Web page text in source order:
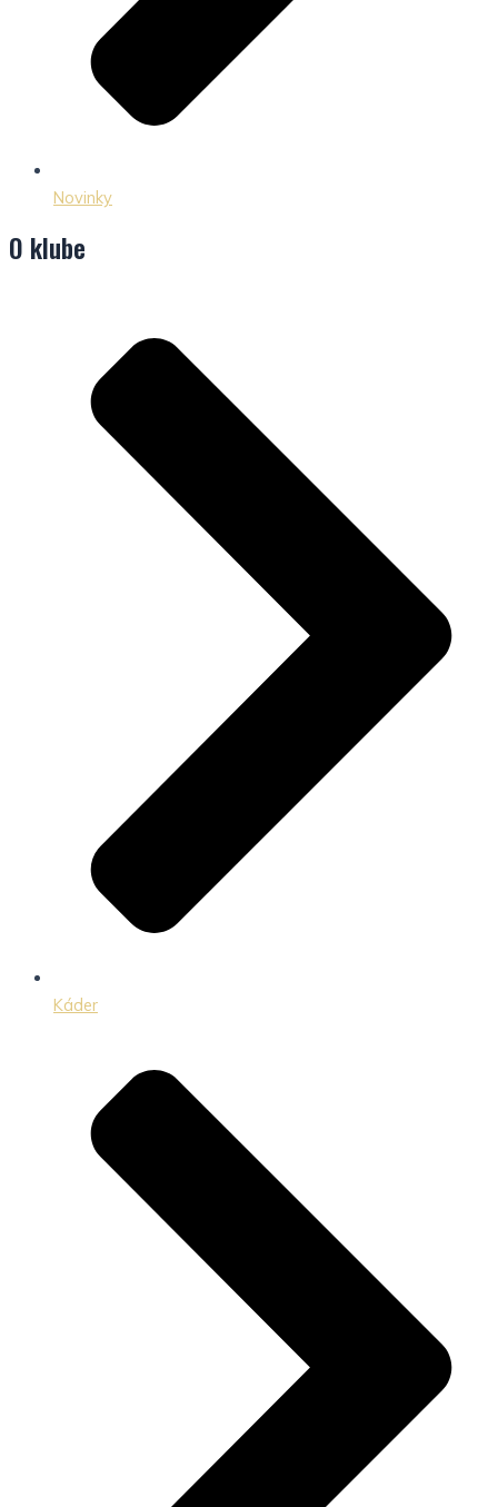
Novinky
O klube
Káder